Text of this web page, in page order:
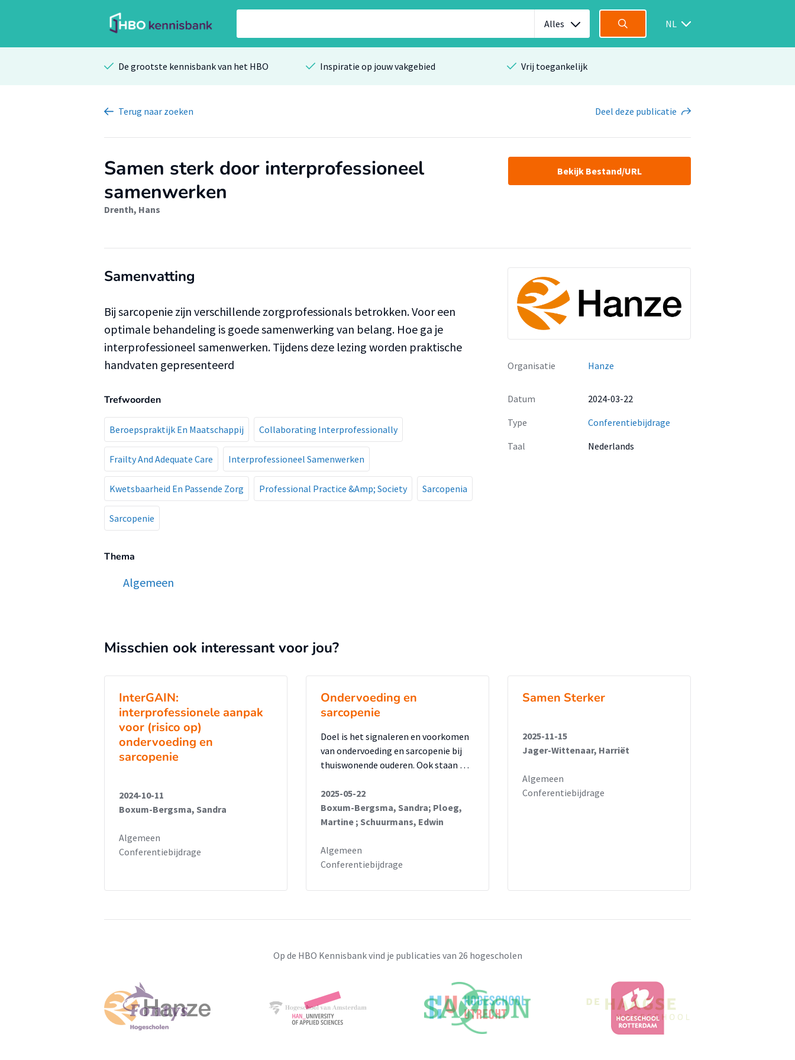
Alles NL
De grootste kennisbank van het HBO Inspiratie op jouw vakgebied Vrij toegankelijk
Terug naar zoeken Deel deze publicatie
Samen sterk door interprofessioneel
samenwerken
Drenth, Hans
Bekijk Bestand/URL
Samenvatting
Bij sarcopenie zijn verschillende zorgprofessionals betrokken. Voor een
optimale behandeling is goede samenwerking van belang. Hoe ga je
interprofessioneel samenwerken. Tijdens deze lezing worden praktische
handvaten gepresenteerd
Trefwoorden
Beroepspraktijk En Maatschappij Collaborating Interprofessionally
Frailty And Adequate Care Interprofessioneel Samenwerken
Kwetsbaarheid En Passende Zorg Professional Practice &Amp; Society Sarcopenia
Sarcopenie
Thema
Algemeen
Organisatie Hanze
Datum
2024-03-22
Type
Conferentiebijdrage
Taal
Nederlands
Misschien ook interessant voor jou?
InterGAIN:
interprofessionele aanpak
voor (risico op)
ondervoeding en
sarcopenie
2024-10-11
Boxum-Bergsma, Sandra
Algemeen
Conferentiebijdrage
Ondervoeding en
sarcopenie
Doel is het signaleren en voorkomen
van ondervoeding en sarcopenie bij
thuiswonende ouderen. Ook staan …
2025-05-22
Boxum-Bergsma, Sandra; Ploeg,
Martine ; Schuurmans, Edwin
Algemeen
Conferentiebijdrage
Samen Sterker
2025-11-15
Jager-Wittenaar, Harriët
Algemeen
Conferentiebijdrage
Op de HBO Kennisbank vind je publicaties van 26 hogescholen